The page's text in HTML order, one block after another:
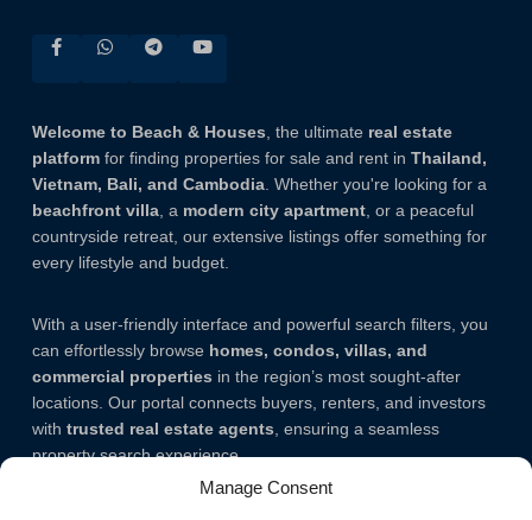
Manage Consent
Welcome to Beach & Houses , the ultimate real estate
platform for finding properties for sale and rent in Thailand,
Vietnam, Bali, and Cambodia . Whether you're looking for a
beachfront villa , a modern city apartment , or a peaceful
countryside retreat, our extensive listings offer something for
every lifestyle and budget.
With a user-friendly interface and powerful search filters, you
can effortlessly browse homes, condos, villas, and
commercial properties in the region’s most sought-after
locations. Our portal connects buyers, renters, and investors
with trusted real estate agents , ensuring a seamless
property search experience.